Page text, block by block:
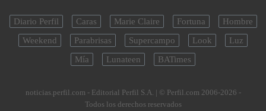
Diario Perfil Caras Marie Claire Fortuna
Hombre
Weekend
Parabrisas Supercampo Look
Luz
Mía
Lunateen BATimes
noticias.perfil.com - Editorial Perfil S.A. | © Perfil.com 2006-2026 -
Todos los derechos reservados